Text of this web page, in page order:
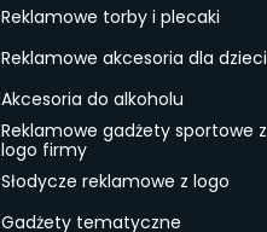
Reklamowe torby i plecaki
Reklamowe akcesoria dla dzieci
Akcesoria do alkoholu
Reklamowe gadżety sportowe z
logo firmy
Słodycze reklamowe z logo
Gadżety tematyczne